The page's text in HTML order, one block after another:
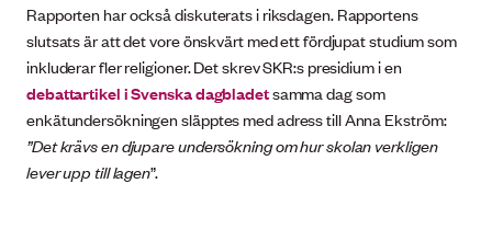
Rapporten har också diskuterats i riksdagen. Rapportens
slutsats är att det vore önskvärt med ett fördjupat studium som
inkluderar fler religioner. Det skrev SKR:s presidium i en
debattartikel i Svenska dagbladetsamma dag som
enkätundersökningen släpptes med adress till Anna Ekström:
”Det krävs en djupare undersökning om hur skolan verkligen
lever upp till lagen”.